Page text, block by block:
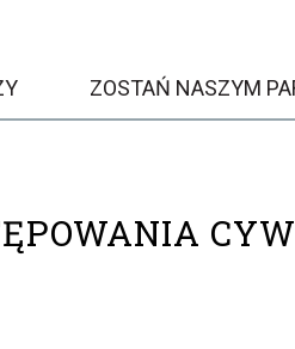
ZOSTAŃ NASZYM